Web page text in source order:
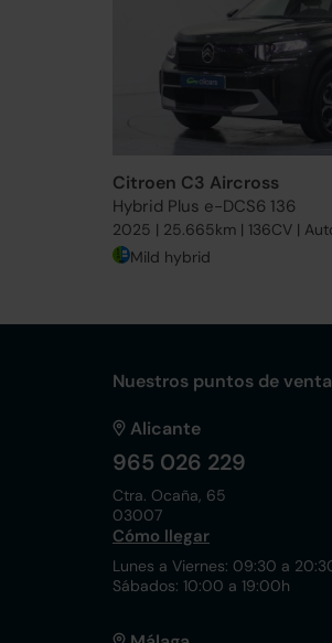
Citroen C3 Aircross
Hybrid Plus e-DCS6 136
2025 | 25.665km | 136CV |
Mild hybrid
Nuestros puntos de
Alicante
965 026 229
Ctra. Ocaña, 65
03007
Cómo llegar
Lunes a Viernes: 09:30 a
Sábados: 10:00 a 19:00h